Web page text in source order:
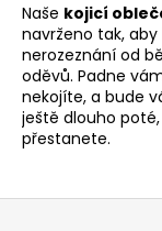
Naše kojicí
navrženo tak, aby
nerozeznání od
oděvů. Padne
nekojíte, a bude
ještě dlouho
přestanete.
Z